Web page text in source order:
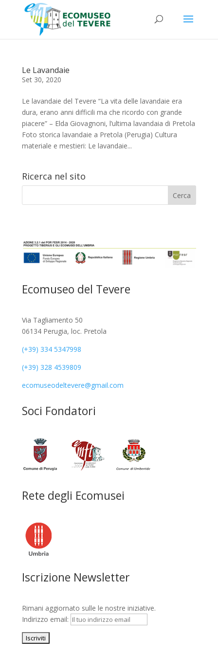
Le Lavandaie
Set 30, 2020
Le lavandaie del Tevere “La vita delle lavandaie era
dura, erano anni difficili ma che ricordo con grande
piacere” – Elda Giovagnoni, l’ultima lavandaia di Pretola
Foto storica lavandaie a Pretola (Perugia) Cultura
materiale e mestieri: Le lavandaie...
Ricerca nel sito
Ecomuseo del Tevere
Via Tagliamento 50
06134 Perugia, loc. Pretola
(+39) 334 5347998
(+39) 328 4539809
ecomuseodeltevere@gmail.com
Soci Fondatori
Rete degli Ecomusei
Iscrizione Newsletter
Rimani aggiornato sulle le nostre iniziative.
Indirizzo email: